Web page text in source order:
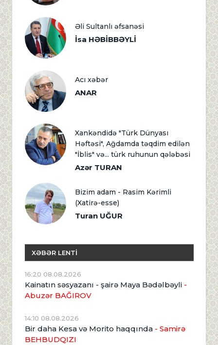
Əli Sultanlı əfsanəsi
İsa HƏBİBBƏYLİ
Acı xəbər
ANAR
Xankəndidə "Türk Dünyası
Həftəsi", Ağdamda təqdim edilən
"İblis" və... türk ruhunun qələbəsi
Azər TURAN
Bizim adam - Rasim Kərimli
(Xatirə-esse)
Turan UĞUR
XƏBƏR LENTİ
16:20 08.08.2026
Kainatın səsyazanı - şairə Maya Bədəlbəyli -
Abuzər BAĞIROV
14:10 08.08.2026
Bir daha Kesa və Morito haqqında - Samirə
BEHBUDQIZI